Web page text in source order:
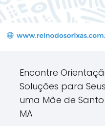
Encontre
Soluções para
uma Mãe de
MA